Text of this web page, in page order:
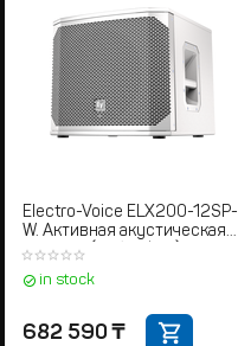
Electro-Voice ELX200-12SP-
W. Активная акустическая
система (Сабвуфер)
in stock
682 590 ₸